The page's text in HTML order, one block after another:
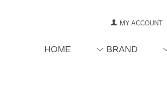
MY ACCOUNT
HOME BRAND